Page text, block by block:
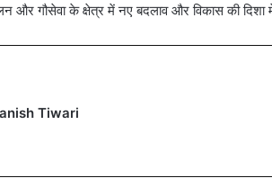
और गौसेवा के क्षेत्र में नए बदलाव और विकास की दिशा
Tiwari